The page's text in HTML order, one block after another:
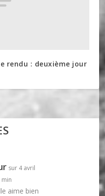
rendu : deuxième jour
sur 4 avril
min
aime bien